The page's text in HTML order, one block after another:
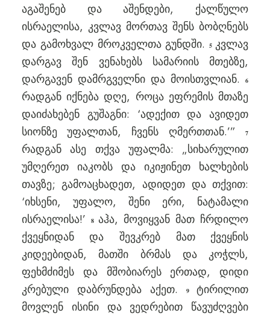
აგაშენებ და აშენდები, ქალწულო
ისრაელისა, კვლავ მორთავ შენს ბობღნებს
და გამოხვალ მროკველთა გუნდში.5 კვლავ
დარგავ შენ ვენახებს სამარიის მთებზე,
დარგავენ დამრგველნი და მოისთვლიან.6
რადგან იქნება დღე, როცა ეფრემის მთაზე
დაიძახებენ გუშაგნი: ‘ადექით და ავიდეთ
სიონზე უფალთან, ჩვენს ღმერთთან.’”7
რადგან ასე თქვა უფალმა: „სიხარულით
უმღერეთ იაკობს და იკიჟინეთ ხალხების
თავზე; გამოაცხადეთ, ადიდეთ და თქვით:
‘იხსენი, უფალო, შენი ერი, ნატამალი
ისრაელისა!’
8 აჰა, მოვიყვან მათ ჩრდილო
ქვეყნიდან და შევკრებ მათ ქვეყნის
კიდეებიდან, მათში ბრმას და კოჭლს,
ფეხმძიმეს და მშობიარეს ერთად, დიდი
კრებული დაბრუნდება აქეთ.9ტირილით
მოვლენ ისინი და ვედრებით წავუძღვები